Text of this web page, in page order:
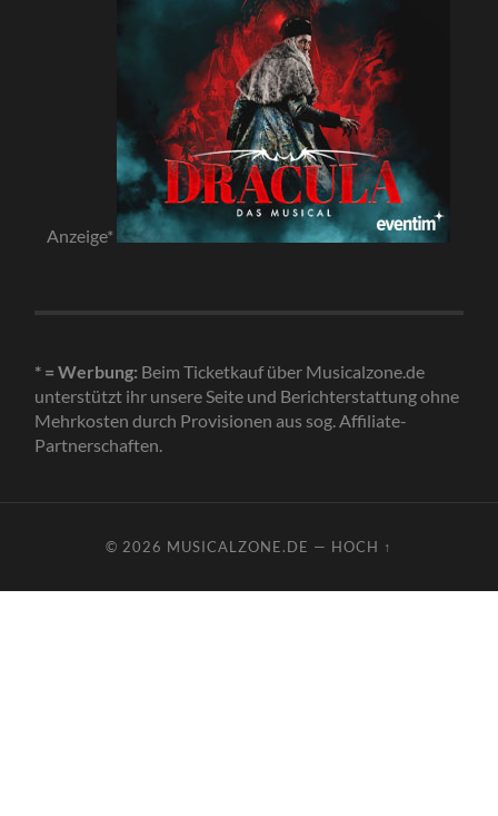
Anzeige*
* = Werbung: Beim Ticketkauf über Musicalzone.de
unterstützt ihr unsere Seite und Berichterstattung ohne
Mehrkosten durch Provisionen aus sog. Affiliate-
Partnerschaften.
© 2026 MUSICALZONE.DE — HOCH ↑